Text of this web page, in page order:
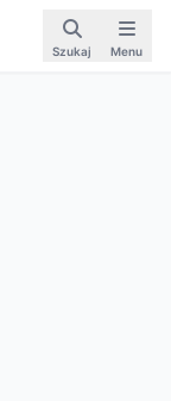
Szukaj Menu